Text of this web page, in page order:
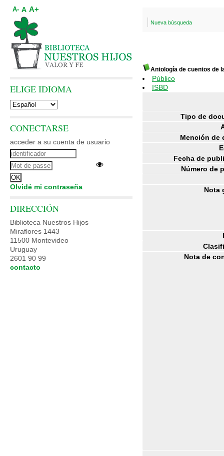
Nueva búsqueda
Antología de cuentos de
Público
ISBD
Tipo de
Mención de
Fecha de
Número de
Nota
Nota de
A- A A+
ELIGE IDIOMA
CONECTARSE
acceder a su cuenta de usuario
Olvidé mi contraseña
DIRECCIÓN
Biblioteca Nuestros Hijos
Miraflores 1443
11500 Montevideo
Uruguay
2601 90 99
contacto